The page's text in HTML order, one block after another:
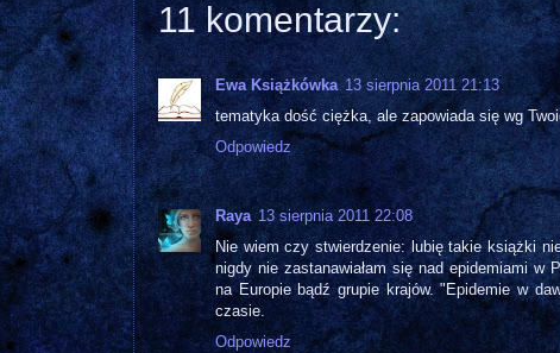
11 komentarzy:
Ewa Książkówka 13 sierpnia 2011 21:13
tematyka dość ciężka, ale zapowiada się wg
Odpowiedz
Raya 13 sierpnia 2011 22:08
Nie wiem czy stwierdzenie: lubię takie książki
nigdy nie zastanawiałam się nad epidemiami w
na Europie bądź grupie krajów. "Epidemie w
czasie.
Odpowiedz